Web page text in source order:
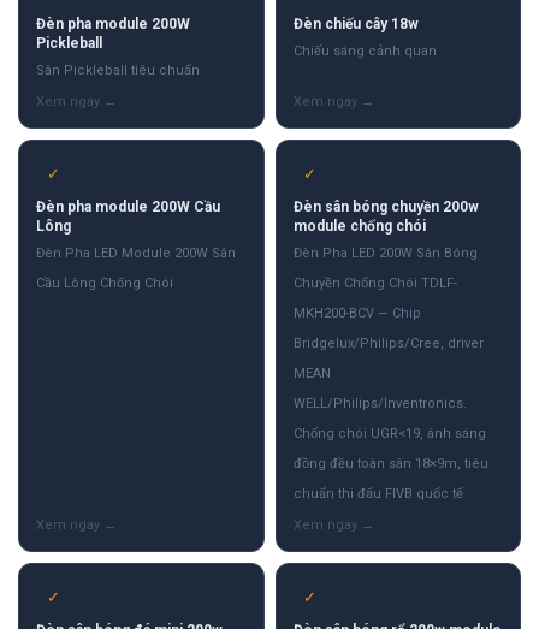
Đèn pha module 200W
Pickleball
Sân Pickleball tiêu chuẩn
Đèn chiếu cây 18w
Chiếu sáng cảnh quan
✓
Đèn pha module 200W Cầu
Lông
Đèn Pha LED Module 200W Sân
Cầu Lông Chống Chói
✓
Đèn sân bóng chuyền 200w
module chống chói
Đèn Pha LED 200W Sân Bóng
Chuyền Chống Chói TDLF-
MKH200-BCV — Chip
Bridgelux/Philips/Cree, driver
MEAN
WELL/Philips/Inventronics.
Chống chói UGR<19, ánh sáng
đồng đều toàn sân 18×9m, tiêu
chuẩn thi đấu FIVB quốc tế
✓ ✓